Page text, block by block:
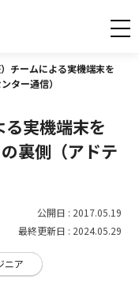
チームによる実機端末を
ター通信）
実機端末を
裏側（アドテ
公開日 : 2017.05.19
最終更新日 : 2024.05.29
ニア